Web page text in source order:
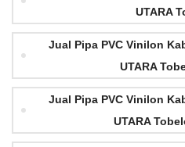
UTARA
Jual Pipa PVC Vinilon
UTARA
Jual Pipa PVC Vinilon
UTARA